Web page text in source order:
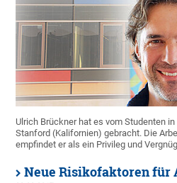
Ulrich Brückner hat es vom Studenten
Stanford (Kalifornien) gebracht. Die
empfindet er als ein Privileg und
Neue Risikofaktoren für